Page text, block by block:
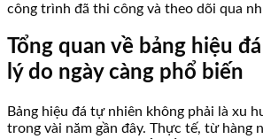
công trình đã thi công và theo dõi qua
Tổng quan về bảng hiệu
lý do ngày càng phổ biến
Bảng hiệu đá tự nhiên không phải là xu
trong vài năm gần đây. Thực tế, từ hàng